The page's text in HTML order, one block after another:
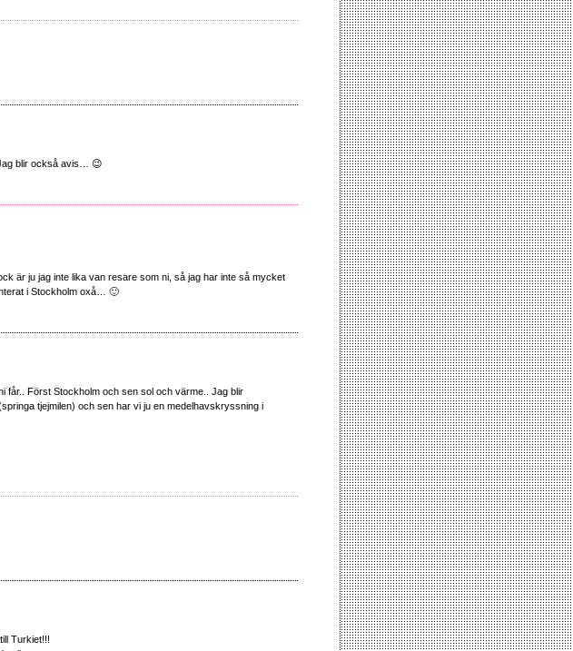
blir också avis… 😉
är ju jag inte lika van resare som ni, så jag har inte så mycket
i Stockholm oxå… 🙂
får.. Först Stockholm och sen sol och värme.. Jag blir
tjejmilen) och sen har vi ju en medelhavskryssning i
Turkiet!!!